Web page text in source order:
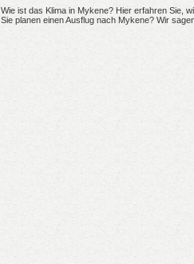
Wie ist das Klima in Mykene? Hier erfahren Sie,
Sie planen einen Ausflug nach Mykene? Wir